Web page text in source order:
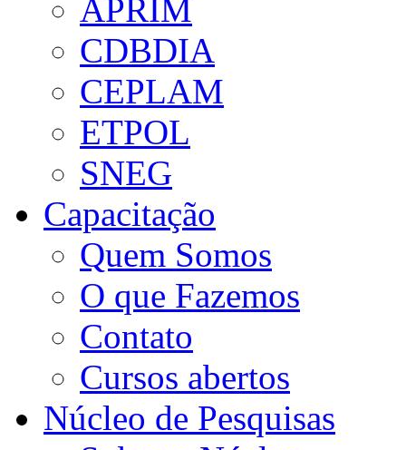
APRIM
CDBDIA
CEPLAM
ETPOL
SNEG
Capacitação
Quem Somos
O que Fazemos
Contato
Cursos abertos
Núcleo de Pesquisas